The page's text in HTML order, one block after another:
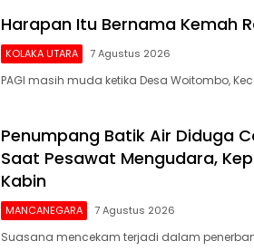
Harapan Itu Bernama Kemah
KOLAKA UTARA 7 Agustus 2026
PAGI masih muda ketika Desa Woitombo,
Penumpang Batik Air Diduga
Saat Pesawat Mengudara,
Kabin
MANCANEGARA 7 Agustus 2026
Suasana mencekam terjadi dalam